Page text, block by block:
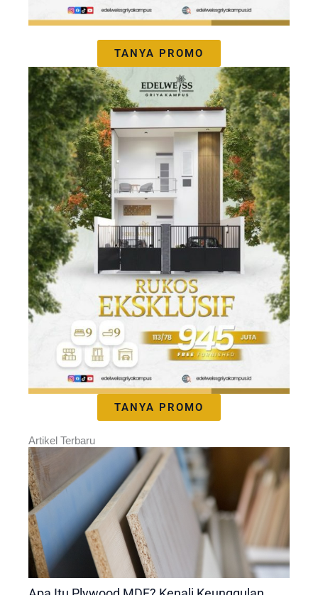
TANYA PROMO
TANYA PROMO
Artikel Terbaru